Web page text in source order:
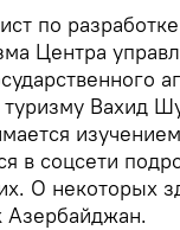
по
Центра
Вахид
в соцсети
О некоторых
Азербайджан.